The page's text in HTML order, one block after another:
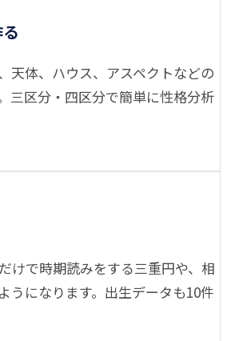
天体、ハウス、アスペクトなどの
三区分・四区分で簡単に性格分析
けで時期読みをする三重円や、相
うになります。出生データも10件